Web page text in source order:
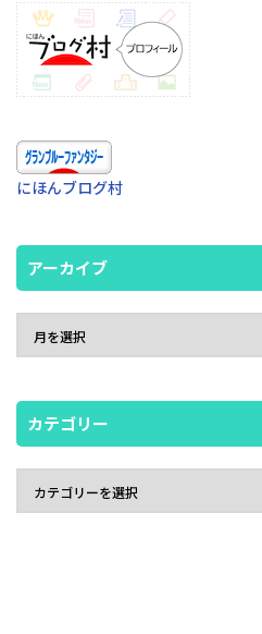
にほんブログ村
アーカイブ
カテゴリー